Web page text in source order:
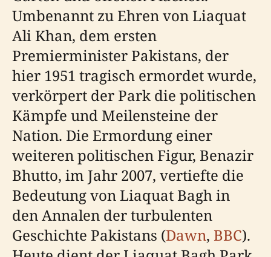
Umbenannt zu Ehren von Liaquat
Ali Khan, dem ersten
Premierminister Pakistans, der
hier 1951 tragisch ermordet wurde,
verkörpert der Park die politischen
Kämpfe und Meilensteine der
Nation. Die Ermordung einer
weiteren politischen Figur, Benazir
Bhutto, im Jahr 2007, vertiefte die
Bedeutung von Liaquat Bagh in
den Annalen der turbulenten
Geschichte Pakistans (Dawn, BBC).